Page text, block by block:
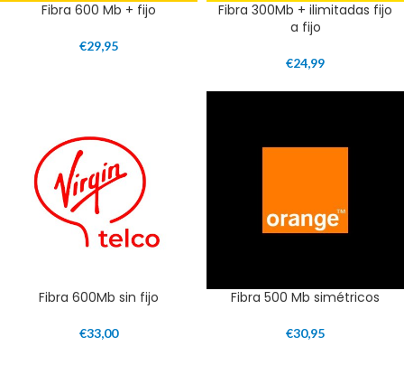
Fibra 600 Mb + fijo
€29,95
Fibra 300Mb + ilimitadas fijo
a fijo
€24,99
Fibra 600Mb sin fijo
€33,00
Fibra 500 Mb simétricos
€30,95